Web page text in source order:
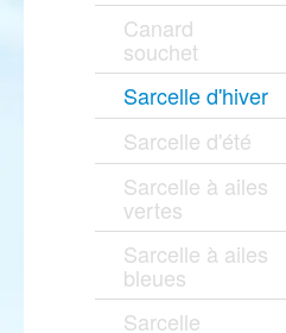
Canard
souchet
Sarcelle d'hiver
Sarcelle d'été
Sarcelle à ailes
vertes
Sarcelle à ailes
bleues
Sarcelle